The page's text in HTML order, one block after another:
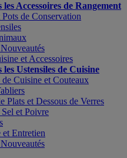
Accessoires de Rangement
de Conservation
et Accessoires
Ustensiles de Cuisine
de Cuisine et Couteaux
Plats et Dessous de Verres
et Poivre
Entretien